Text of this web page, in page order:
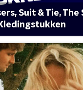
Suit & Tie,